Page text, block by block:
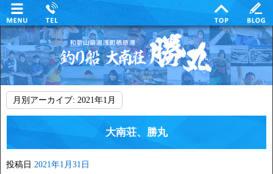
月別アーカイブ: 2021年1月
大南荘、勝丸
投稿日 2021年1月31日